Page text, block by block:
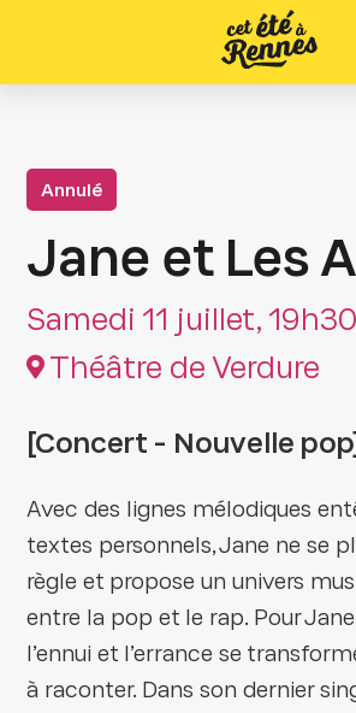
Annulé
Jane et Les
Samedi 11 juillet, 19h30
Théâtre de Verdure
[Concert - Nouvelle pop]
Avec des lignes mélodiques
textes personnels, Jane ne se
règle et propose un univers
entre la pop et le rap. Pour
l’ennui et l’errance se
à raconter. Dans son dernier